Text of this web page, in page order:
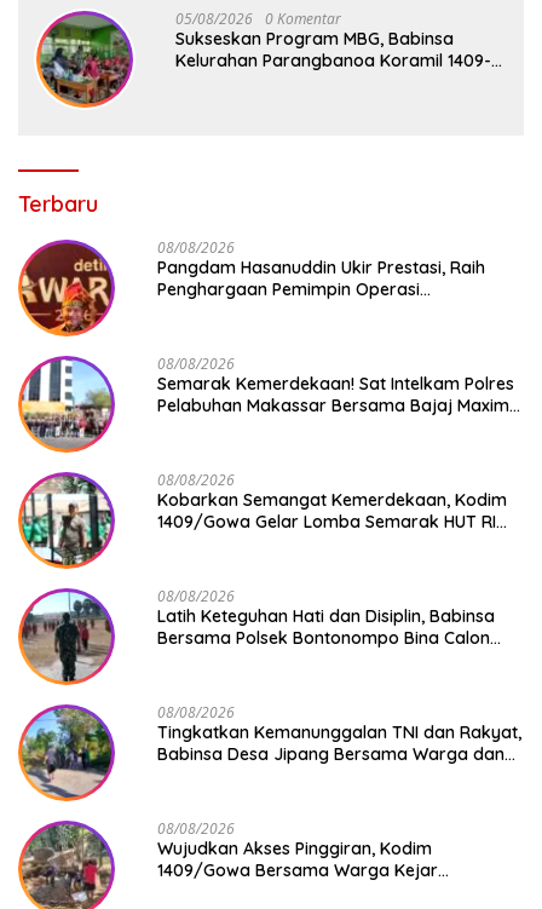
05/08/2026 0 Komentar
Sukseskan Program MBG, Babinsa
Kelurahan Parangbanoa Koramil 1409-
Terbaru
08/08/2026
Pangdam Hasanuddin Ukir Prestasi, Raih
Penghargaan Pemimpin Operasi
08/08/2026
Semarak Kemerdekaan! Sat Intelkam Polres
Pelabuhan Makassar Bersama Bajaj Maxim
08/08/2026
Kobarkan Semangat Kemerdekaan, Kodim
1409/Gowa Gelar Lomba Semarak HUT RI
08/08/2026
Latih Keteguhan Hati dan Disiplin, Babinsa
Bersama Polsek Bontonompo Bina Calon
08/08/2026
Tingkatkan Kemanunggalan TNI dan Rakyat,
Babinsa Desa Jipang Bersama Warga dan
08/08/2026
Wujudkan Akses Pinggiran, Kodim
1409/Gowa Bersama Warga Kejar